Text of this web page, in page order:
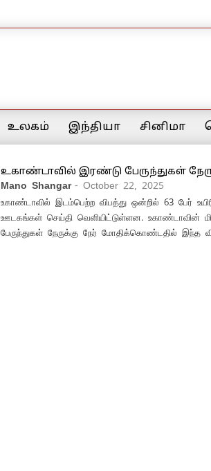
உலகம் இந்தியா சினிமா
உகாண்டாவில் இரண்டு பேருந்துகள்
Mano Shangar - October 22, 2025
உகாண்டாவில் இடம்பெற்ற விபத்து ஒன்றில் 63 பேர்
ஊடகங்கள் செய்தி வெளியிட்டுள்ளன. உகாண்டாவின்
பேருந்துகள் நேருக்கு நேர் மோதிக்கொண்டதில் இந்த